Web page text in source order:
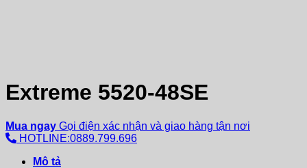
Extreme 5520-48SE
Mua ngay Gọi điện xác nhận và giao hàng tận nơi
HOTLINE:0889.799.696
Mô tả